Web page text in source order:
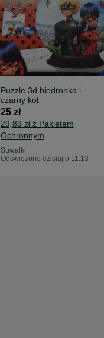
Puzzle 3d biedronka i
czarny kot
25 zł
29,89 zł z Pakietem
Ochronnym
Suwałki
Odświeżono dzisiaj o 11:13